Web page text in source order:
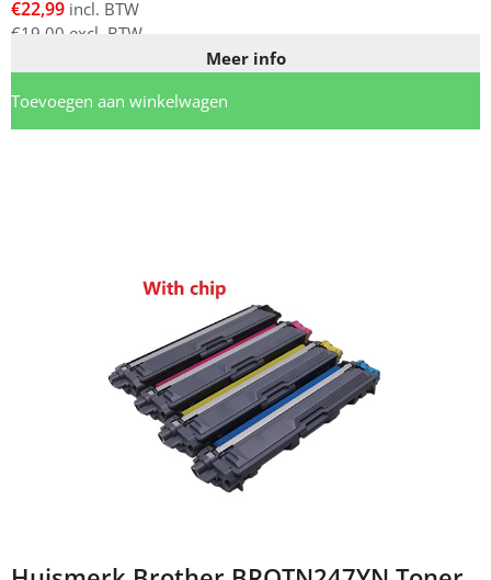
€22,99 incl. BTW
€19,00 excl. BTW
Meer info
Toevoegen aan winkelwagen